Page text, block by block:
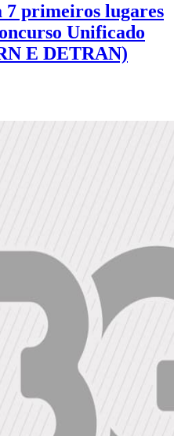
7 primeiros lugares
Unificado
E DETRAN)